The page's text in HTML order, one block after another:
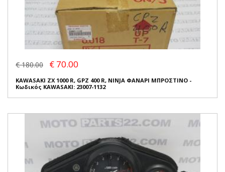
€ 180.00 € 70.00
KAWASAKI ZX 1000 R, GPZ 400 R, NINJA ΦΑΝΑΡΙ ΜΠΡΟΣΤΙΝΟ -
Κωδικός KAWASAKI: 23007-1132